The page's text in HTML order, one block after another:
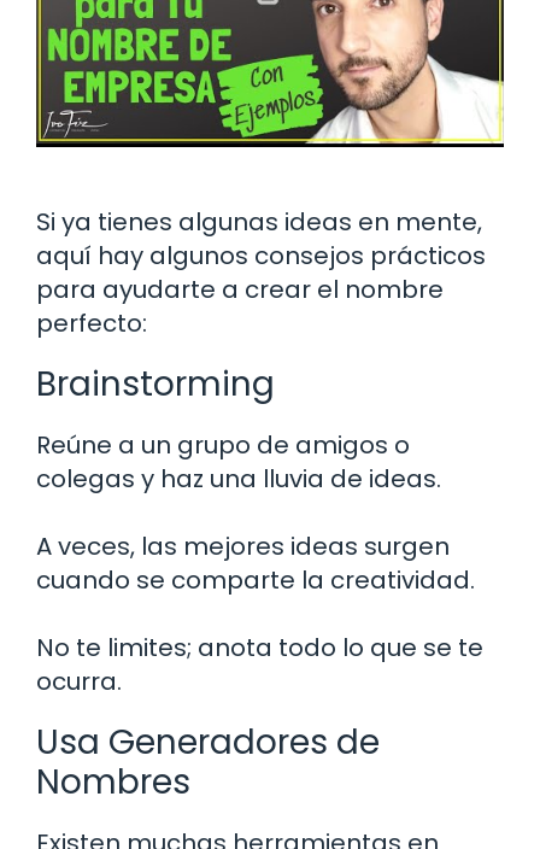
Si ya tienes algunas ideas en mente,
aquí hay algunos consejos prácticos
para ayudarte a crear el nombre
perfecto:
Brainstorming
Reúne a un grupo de amigos o
colegas y haz una lluvia de ideas.
A veces, las mejores ideas surgen
cuando se comparte la creatividad.
No te limites; anota todo lo que se te
ocurra.
Usa Generadores de
Nombres